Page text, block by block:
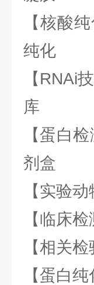
【核酸
纯化
【RNAi
库
【蛋白
剂盒
【实验
【临床
【相关
【蛋白